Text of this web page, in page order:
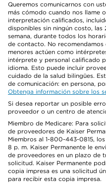
Queremos comunicarnos con
más cómodo cuando nos llame
interpretación calificados,
disponibles sin ningún costo, las
semana, durante todos los
de contacto. No
menores actúen como
intérprete y personal calificado
idioma. Esto puede incluir
cuidado de la salud bilingües.
de comunicación: en persona,
Obtenga información sobre los
Si desea reportar un posible
proveedor o un centro de
Miembro de Medicare: Para
de proveedores de Kaiser
Miembros al 1-800-443-0815,
8 p. m. Kaiser Permanente le
de proveedores en un plazo de
solicitud. Kaiser Permanente
copia impresa es una solicitud
para recibir esta copia impresa.